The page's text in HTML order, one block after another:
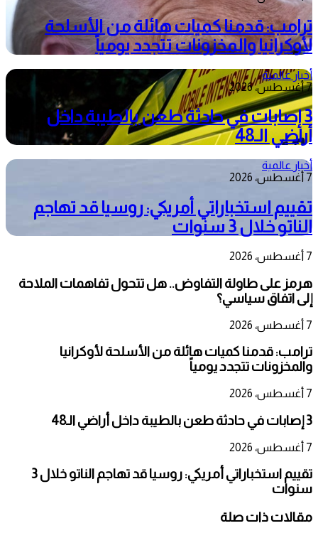
ترامب: قدمنا كميات هائلة من الأسلحة
لأوكرانيا والمخزونات تتجدد يومياً
أخبار عالمية
7 أغسطس، 2026
3 إصابات في حادثة طعن بالطيبة داخل
أراضي الـ48
أخبار عالمية
7 أغسطس، 2026
تقييم استخباراتي أمريكي: روسيا قد تهاجم
الناتو خلال 3 سنوات
7 أغسطس، 2026
هرمز على طاولة التفاوض.. هل تتحول تفاهمات الملاحة
إلى اتفاق سياسي؟
7 أغسطس، 2026
ترامب: قدمنا كميات هائلة من الأسلحة لأوكرانيا
والمخزونات تتجدد يومياً
7 أغسطس، 2026
3 إصابات في حادثة طعن بالطيبة داخل أراضي الـ48
7 أغسطس، 2026
تقييم استخباراتي أمريكي: روسيا قد تهاجم الناتو خلال 3
سنوات
مقالات ذات صلة